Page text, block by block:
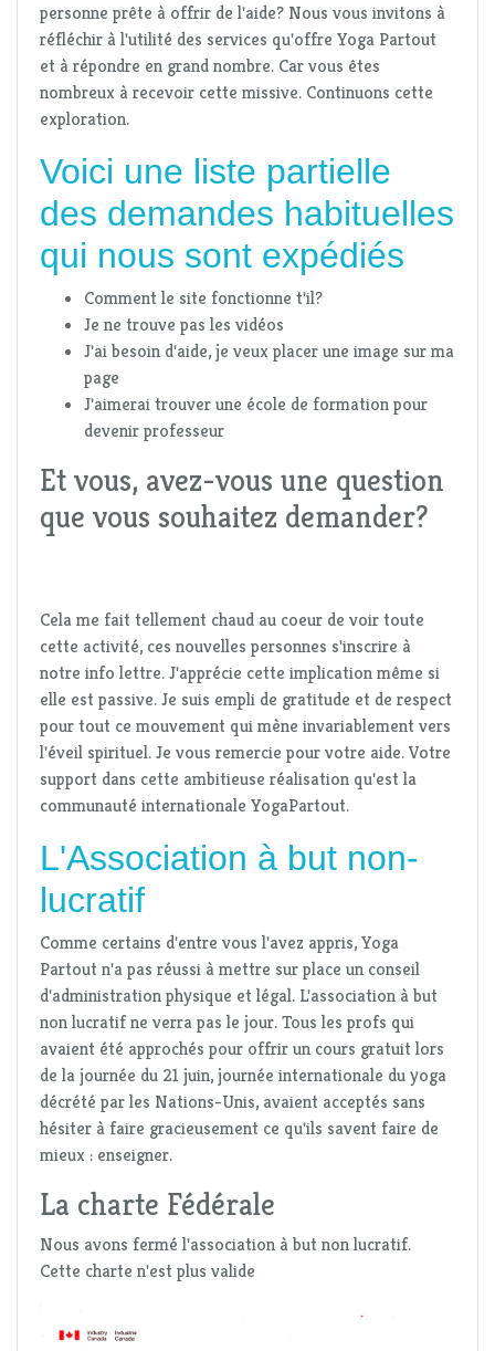
personne prête à offrir de l'aide? Nous vous invitons à
réfléchir à l'utilité des services qu'offre Yoga Partout
et à répondre en grand nombre. Car vous êtes
nombreux à recevoir cette missive. Continuons cette
exploration.
Voici une liste partielle
des demandes habituelles
qui nous sont expédiés
Comment le site fonctionne t'il?
Je ne trouve pas les vidéos
J'ai besoin d'aide, je veux placer une image sur ma
page
J'aimerai trouver une école de formation pour
devenir professeur
Et vous, avez-vous une question
que vous souhaitez demander?
Cela me fait tellement chaud au coeur de voir toute
cette activité, ces nouvelles personnes s'inscrire à
notre info lettre. J'apprécie cette implication même si
elle est passive. Je suis empli de gratitude et de respect
pour tout ce mouvement qui mène invariablement vers
l'éveil spirituel. Je vous remercie pour votre aide. Votre
support dans cette ambitieuse réalisation qu'est la
communauté internationale YogaPartout.
L'Association à but non-
lucratif
Comme certains d'entre vous l'avez appris, Yoga
Partout n'a pas réussi à mettre sur place un conseil
d'administration physique et légal. L'association à but
non lucratif ne verra pas le jour. Tous les profs qui
avaient été approchés pour offrir un cours gratuit lors
de la journée du 21 juin, journée internationale du yoga
décrété par les Nations-Unis, avaient acceptés sans
hésiter à faire gracieusement ce qu'ils savent faire de
mieux : enseigner.
La charte Fédérale
Nous avons fermé l'association à but non lucratif.
Cette charte n'est plus valide